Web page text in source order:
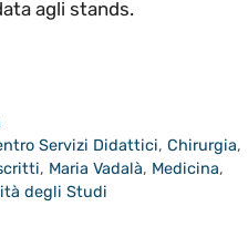
agli stands.
Servizi Didattici,Chirurgia,
, Maria Vadalà, Medicina,
degli Studi